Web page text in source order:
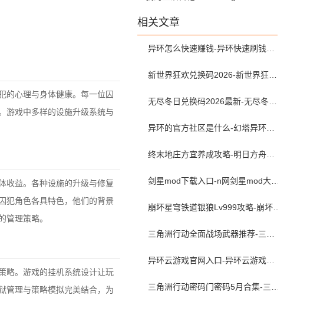
的心理与身体健康。每一位囚
游戏中多样的设施升级系统与
收益。各种设施的升级与修复
犯角色各具特色，他们的背景
管理策略。
略。游戏的挂机系统设计让玩
管理与策略模拟完美结合，为
卓版
相关文章